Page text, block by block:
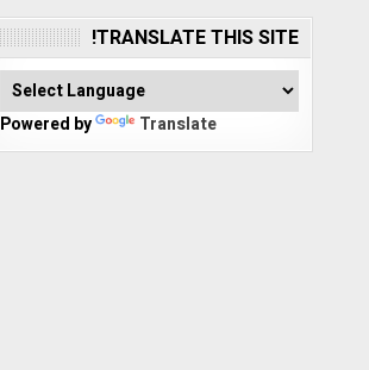
TRANSLATE THIS SITE!
Powered by Translate